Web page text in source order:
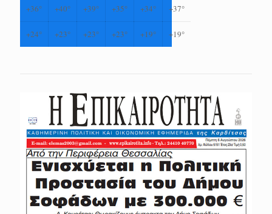
+36° +40° +39° +35° +34° +37°
+24° +23° +23° +23° +19° +19°